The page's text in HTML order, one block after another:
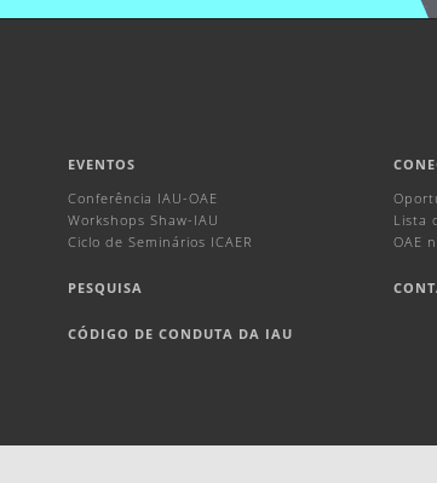
EVENTOS
Conferência IAU-OAE
Workshops Shaw-IAU
Ciclo de Seminários ICAER
PESQUISA
CÓDIGO DE CONDUTA DA IAU
Lista
OAE